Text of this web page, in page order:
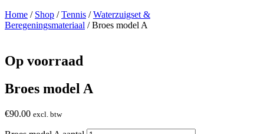
Home / Shop /Tennis /Waterzuigset &
Beregeningsmateriaal / Broes model A
Op voorraad
Broes model A
€90.00 excl. btw